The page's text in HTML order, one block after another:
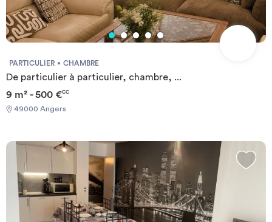
PARTICULIER CHAMBRE
De particulier à particulier, chambre, ...
9 m² - 500 €CC
49000 Angers